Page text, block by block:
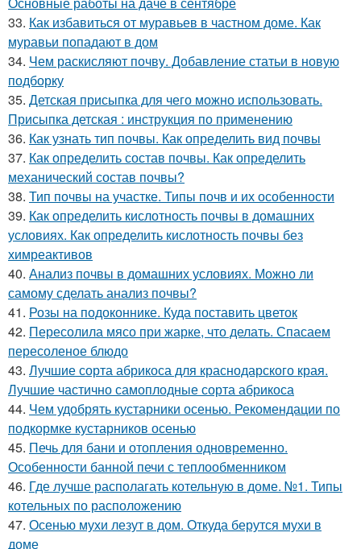
33. Как избавиться от муравьев в частном доме. Как
муравьи попадают в дом
34. Чем раскисляют почву. Добавление статьи в новую
подборку
35. Детская присыпка для чего можно использовать.
Присыпка детская : инструкция по применению
36. Как узнать тип почвы. Как определить вид почвы
37. Как определить состав почвы. Как определить
механический состав почвы?
38. Тип почвы на участке. Типы почв и их особенности
39. Как определить кислотность почвы в домашних
условиях. Как определить кислотность почвы без
химреактивов
40. Анализ почвы в домашних условиях. Можно ли
самому сделать анализ почвы?
41. Розы на подоконнике. Куда поставить цветок
42. Пересолила мясо при жарке, что делать. Спасаем
пересоленое блюдо
43. Лучшие сорта абрикоса для краснодарского края.
Лучшие частично самоплодные сорта абрикоса
44. Чем удобрять кустарники осенью. Рекомендации по
подкормке кустарников осенью
45. Печь для бани и отопления одновременно.
Особенности банной печи с теплообменником
46. Где лучше располагать котельную в доме. №1. Типы
котельных по расположению
47. Осенью мухи лезут в дом. Откуда берутся мухи в
доме